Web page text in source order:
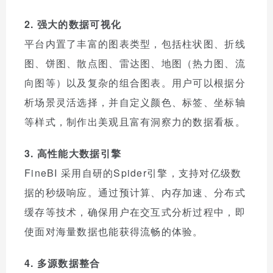
2. 强大的数据可视化
平台内置了丰富的图表类型，包括柱状图、折线
图、饼图、散点图、雷达图、地图（热力图、流
向图等）以及复杂的组合图表。用户可以根据分
析场景灵活选择，并自定义颜色、标签、坐标轴
等样式，制作出美观且富有洞察力的数据看板。
3. 高性能大数据引擎
FineBI 采用自研的Spider引擎，支持对亿级数
据的秒级响应。通过预计算、内存加速、分布式
缓存等技术，确保用户在交互式分析过程中，即
使面对海量数据也能获得流畅的体验。
4. 多源数据整合